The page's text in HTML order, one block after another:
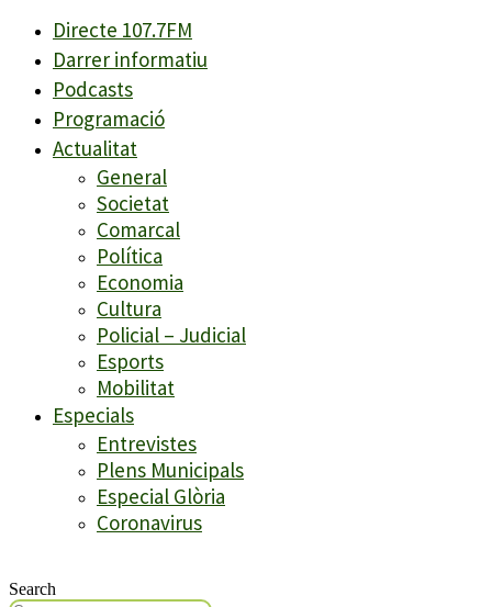
Directe 107.7FM
Darrer informatiu
Podcasts
Programació
Actualitat
General
Societat
Comarcal
Política
Economia
Cultura
Policial – Judicial
Esports
Mobilitat
Especials
Entrevistes
Plens Municipals
Especial Glòria
Coronavirus
Search